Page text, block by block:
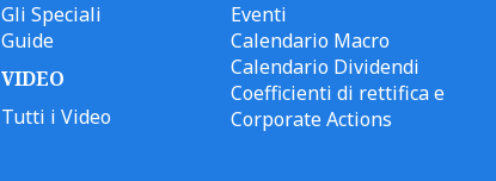
Gli Speciali
Guide
VIDEO
Tutti i Video
Eventi
Calendario Macro
Calendario Dividendi
Coefficienti di rettifica e
Corporate Actions